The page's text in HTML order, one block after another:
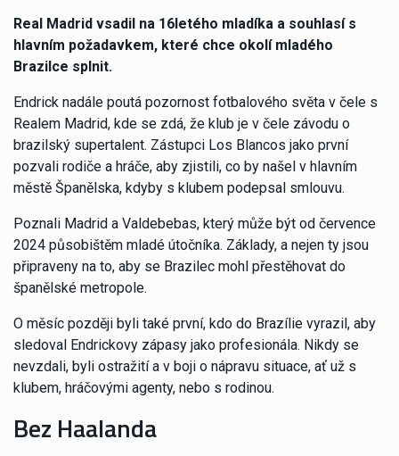
Real Madrid vsadil na 16letého mladíka a souhlasí s
hlavním požadavkem, které chce okolí mladého
Brazilce splnit.
Endrick nadále poutá pozornost fotbalového světa v čele s
Realem Madrid, kde se zdá, že klub je v čele závodu o
brazilský supertalent. Zástupci Los Blancos jako první
pozvali rodiče a hráče, aby zjistili, co by našel v hlavním
městě Španělska, kdyby s klubem podepsal smlouvu.
Poznali Madrid a Valdebebas, který může být od července
2024 působištěm mladé útočníka. Základy, a nejen ty jsou
připraveny na to, aby se Brazilec mohl přestěhovat do
španělské metropole.
O měsíc později byli také první, kdo do Brazílie vyrazil, aby
sledoval Endrickovy zápasy jako profesionála. Nikdy se
nevzdali, byli ostražití a v boji o nápravu situace, ať už s
klubem, hráčovými agenty, nebo s rodinou.
Bez Haalanda